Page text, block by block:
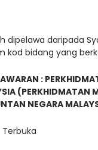
dipelawa daripada
kod bidang yang
:
(PERKHIDMATAN
NEGARA
Terbuka